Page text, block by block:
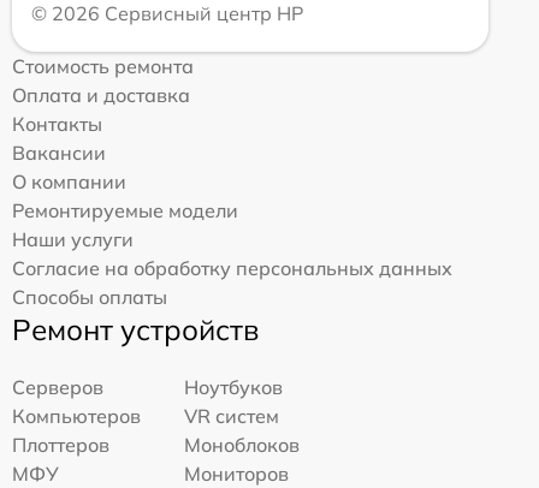
© 2026 Сервисный центр HP
Стоимость ремонта
Оплата и доставка
Контакты
Вакансии
О компании
Ремонтируемые модели
Наши услуги
Согласие на обработку персональных данных
Способы оплаты
Ремонт устройств
Серверов
Ноутбуков
Компьютеров
VR систем
Плоттеров
Моноблоков
МФУ
Мониторов